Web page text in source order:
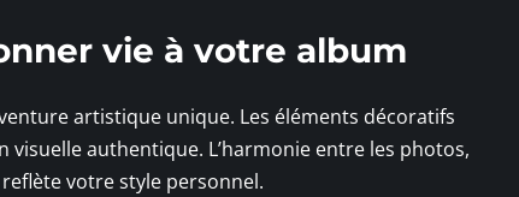
vie à votre album
artistique unique. Les éléments décoratifs
authentique. L’harmonie entre les photos,
votre style personnel.